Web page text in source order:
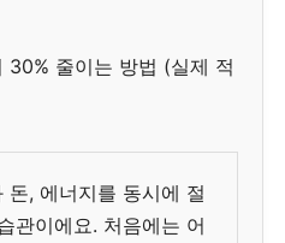
30% 줄이는 방법 (실제 적
돈, 에너지를 동시에 절
관이에요. 처음에는 어